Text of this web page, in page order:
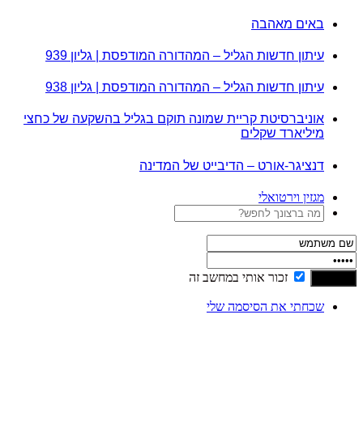
באים מאהבה
עיתון חדשות הגליל – המהדורה המודפסת | גליון 939
עיתון חדשות הגליל – המהדורה המודפסת | גליון 938
אוניברסיטת קריית שמונה תוקם בגליל בהשקעה של כחצי
מיליארד שקלים
דנציגר-אורט – הדיבייט של המדינה
מגזין וירטואלי
זכור אותי במחשב זה
שכחתי את הסיסמה שלי